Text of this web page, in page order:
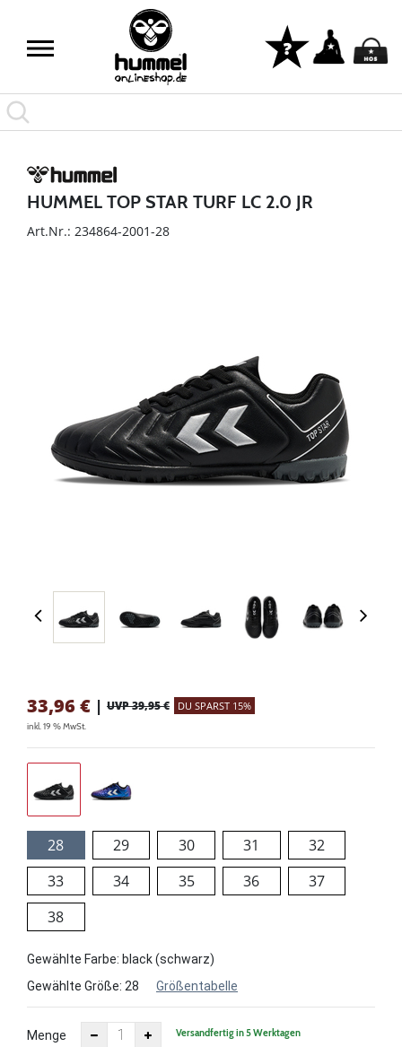
HUMMEL TOP STAR TURF LC 2.0 JR
Art.Nr.: 234864-2001-28
33,96 € | UVP 39,95 € DU SPARST 15%
inkl. 19 % MwSt.
28 29 30 31
32
33
34 35 36
37
38
Gewählte Farbe: black (schwarz)
Gewählte Größe: 28 Größentabelle
Menge Versandfertig in 5 Werktagen